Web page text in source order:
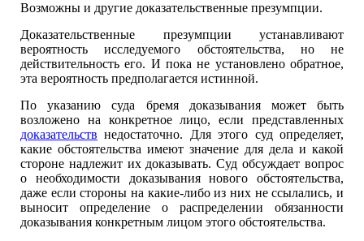
Возможны и другие доказательственные презумпции.
Доказательственные презумпции устанавливают
вероятность исследуемого обстоятельства, но не
действительность его. И пока не установлено обратное,
эта вероятность предполагается истинной.
По указанию суда бремя доказывания может быть
возложено на конкретное лицо, если представленных
доказательств недостаточно. Для этого суд определяет,
какие обстоятельства имеют значение для дела и какой
стороне надлежит их доказывать. Суд обсуждает вопрос
о необходимости доказывания нового обстоятельства,
даже если стороны на какие-либо из них не ссылались, и
выносит определение о распределении обязанности
доказывания конкретным лицом этого обстоятельства.